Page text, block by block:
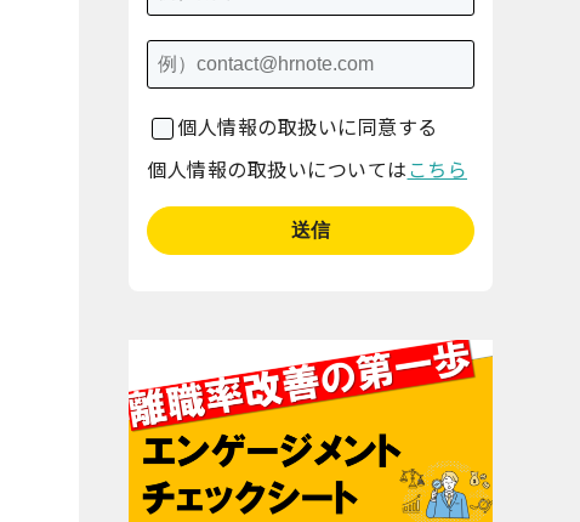
個人情報の取扱いに同意する
個人情報の取扱いについては こちら